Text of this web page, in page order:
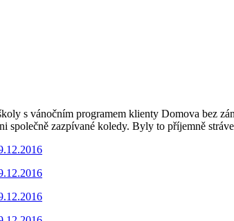
s vánočním programem klienty Domova bez
společně zazpívané koledy. Byly to příjemně